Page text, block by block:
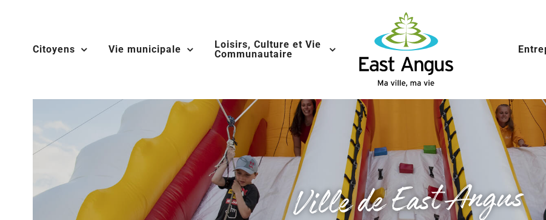
contentCitoyens Vie municipale
Loisirs, Culture et Vie
Communautaire
Ville de East Angus